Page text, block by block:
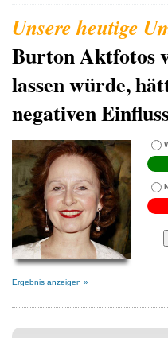
Burton Aktfotos
lassen würde,
negativen
Ergebnis anzeigen »